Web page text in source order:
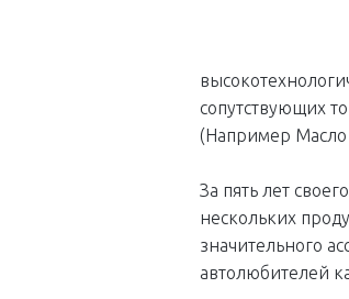
сопутствующих
(Например
За пять лет
нескольких
значительного
автолюбителей